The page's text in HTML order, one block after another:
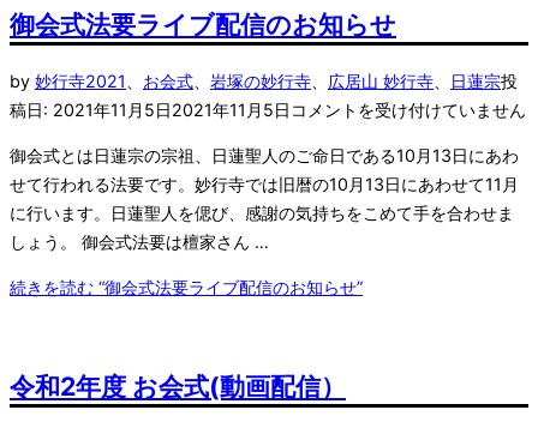
御会式法要ライブ配信のお知らせ
by 妙行寺2021 お会式 岩塚の妙行寺 広居山 妙行寺 日蓮宗投
稿日: 2021年11月5日2021年11月5日 コメントを受け付けていません
御会式とは日蓮宗の宗祖、日蓮聖人のご命日である10月13日にあわ
せて行われる法要です。妙行寺では旧暦の10月13日にあわせて11月
に行います。日蓮聖人を偲び、感謝の気持ちをこめて手を合わせま
しょう。 御会式法要は檀家さん …
続きを読む “御会式法要ライブ配信のお知らせ”
令和2年度 お会式(動画配信）